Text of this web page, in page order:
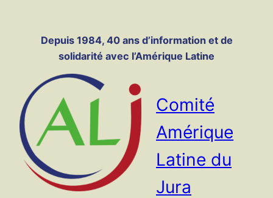
contenuDepuis 1984, 40 ans d’information et de
solidarité avec l’Amérique Latine
Comité
Amérique
Latine du
Jura